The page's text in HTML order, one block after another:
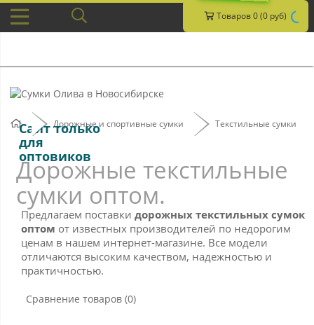
Товаров 0 (0 руб)
Сайт только
для
оптовиков
Дорожные и спортивные сумки Текстильные сумки
Дорожные текстильные
сумки оптом.
Предлагаем поставки дорожных текстильных сумок
оптом от известных производителей по недорогим
ценам в нашем интернет-магазине. Все модели
отличаются высоким качеством, надежностью и
практичностью.
Сравнение товаров (0)